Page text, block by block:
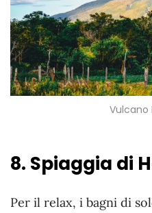
Vulcano
8. Spiaggia di
Per il relax, i bagni di